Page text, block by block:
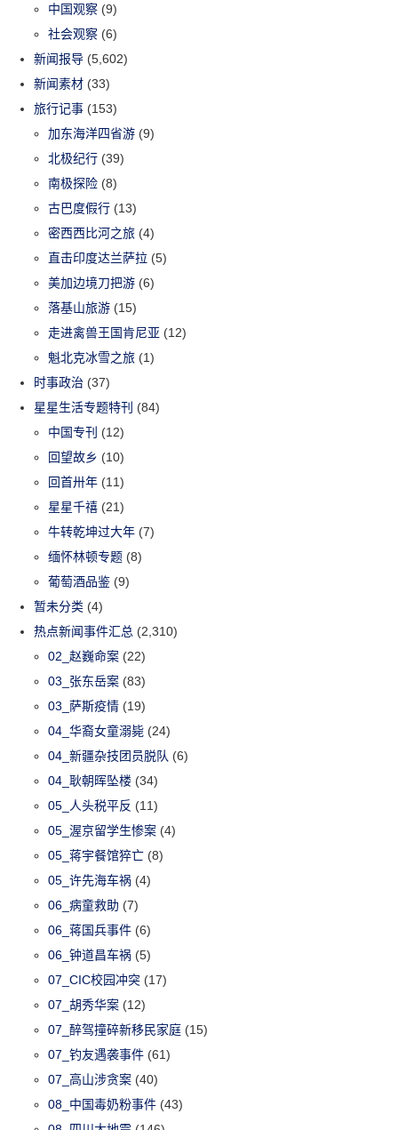
中国观察 (9)
社会观察 (6)
新闻报导 (5,602)
新闻素材 (33)
旅行记事 (153)
加东海洋四省游 (9)
北极纪行 (39)
南极探险 (8)
古巴度假行 (13)
密西西比河之旅 (4)
直击印度达兰萨拉 (5)
美加边境刀把游 (6)
落基山旅游 (15)
走进禽兽王国肯尼亚 (12)
魁北克冰雪之旅 (1)
时事政治 (37)
星星生活专题特刊 (84)
中国专刊 (12)
回望故乡 (10)
回首卅年 (11)
星星千禧 (21)
牛转乾坤过大年 (7)
缅怀林顿专题 (8)
葡萄酒品鉴 (9)
暂未分类 (4)
热点新闻事件汇总 (2,310)
02_赵巍命案 (22)
03_张东岳案 (83)
03_萨斯疫情 (19)
04_华裔女童溺毙 (24)
04_新疆杂技团员脱队 (6)
04_耿朝晖坠楼 (34)
05_人头税平反 (11)
05_渥京留学生惨案 (4)
05_蒋宇餐馆猝亡 (8)
05_许先海车祸 (4)
06_病童救助 (7)
06_蒋国兵事件 (6)
06_钟道昌车祸 (5)
07_CIC校园冲突 (17)
07_胡秀华案 (12)
07_醉驾撞碎新移民家庭 (15)
07_钓友遇袭事件 (61)
07_高山涉贪案 (40)
08_中国毒奶粉事件 (43)